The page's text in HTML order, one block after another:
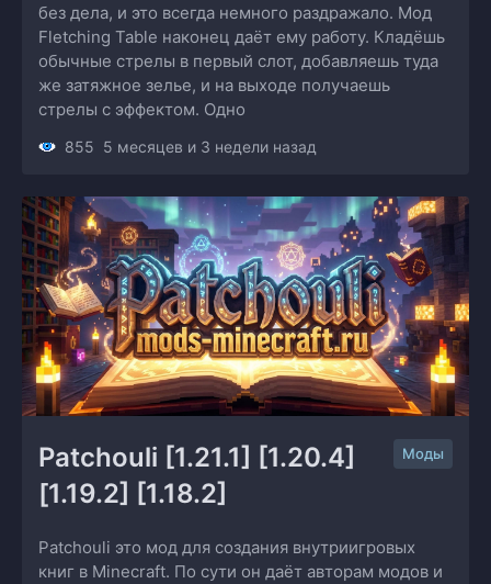
без дела, и это всегда немного раздражало. Мод
Fletching Table наконец даёт ему работу. Кладёшь
обычные стрелы в первый слот, добавляешь туда
же затяжное зелье, и на выходе получаешь
стрелы с эффектом. Одно
855 5 месяцев и 3 недели назад
Patchouli [1.21.1] [1.20.4]
[1.19.2] [1.18.2]
Моды
Patchouli это мод для создания внутриигровых
книг в Minecraft. По сути он даёт авторам модов и